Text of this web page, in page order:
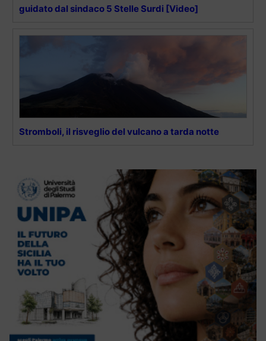
guidato dal sindaco 5 Stelle Surdi [Video]
Stromboli, il risveglio del vulcano a tarda notte